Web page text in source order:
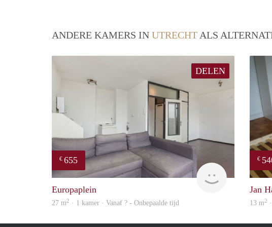
ANDERE KAMERS IN UTRECHT ALS
DELEN
€ 655
Europaplein
27 m2 · 1 kamer · Vanaf ? - Onbepaalde tijd
€
Jan
13 m2